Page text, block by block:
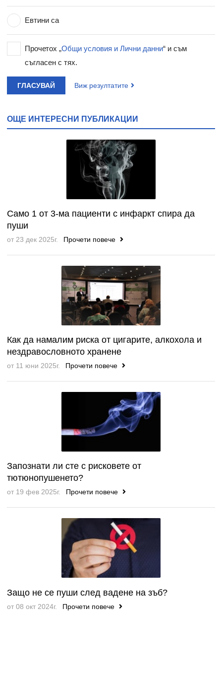
Евтини са
Прочетох „Общи условия и Лични данни“ и съм
съгласен с тях.
ГЛАСУВАЙ Виж резултатите
ОЩЕ ИНТЕРЕСНИ ПУБЛИКАЦИИ
Само 1 от 3-ма пациенти с инфаркт спира да
пуши
от 23 дек 2025г. Прочети повече
Как да намалим риска от цигарите, алкохола и
нездравословното хранене
от 11 юни 2025г. Прочети повече
Запознати ли сте с рисковете от
тютюнопушенето?
от 19 фев 2025г. Прочети повече
Защо не се пуши след вадене на зъб?
от 08 окт 2024г. Прочети повече